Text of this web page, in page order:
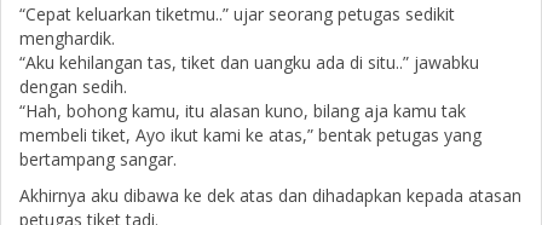
“Cepat keluarkan tiketmu..” ujar seorang petugas sedikit
menghardik.
“Aku kehilangan tas, tiket dan uangku ada di situ..” jawabku
dengan sedih.
“Hah, bohong kamu, itu alasan kuno, bilang aja kamu tak
membeli tiket, Ayo ikut kami ke atas,” bentak petugas yang
bertampang sangar.
Akhirnya aku dibawa ke dek atas dan dihadapkan kepada atasan
petugas tiket tadi.